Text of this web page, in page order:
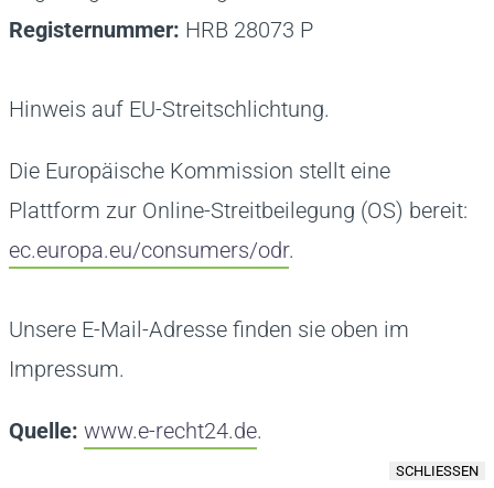
Registernummer: HRB 28073 P
Hinweis auf EU-Streitschlichtung.
Die Europäische Kommission stellt eine
Plattform zur Online-Streitbeilegung (OS) bereit:
ec.europa.eu/consumers/odr.
Unsere E-Mail-Adresse finden sie oben im
Impressum.
Quelle: www.e-recht24.de.
SCHLIESSEN